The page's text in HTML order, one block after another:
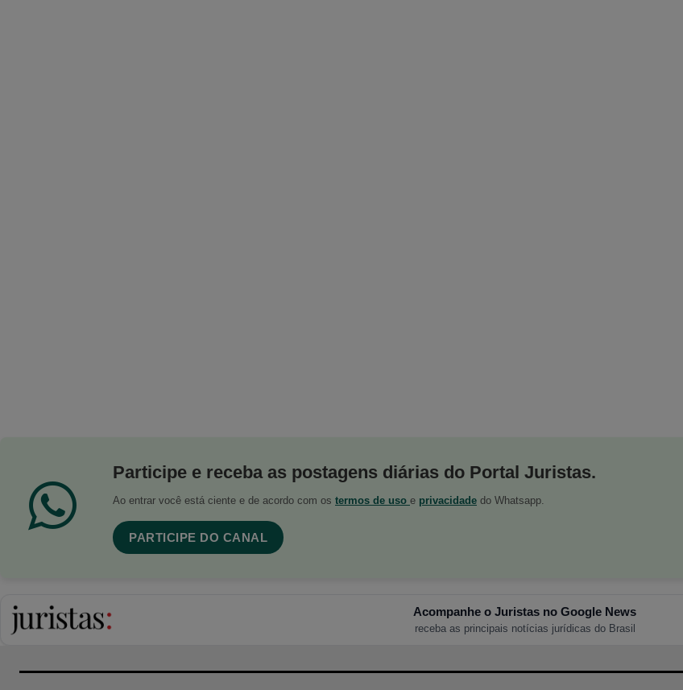
Participe e receba as postagens diárias do Portal Juristas.
Ao entrar você está ciente e de acordo com os termos de uso e privacidade do Whatsapp.
PARTICIPE DO CANAL
Acompanhe o Juristas no Google News
receba as principais notícias jurídicas do Brasil